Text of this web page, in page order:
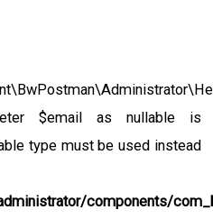
$email as nullable is
type must be used instead
components/